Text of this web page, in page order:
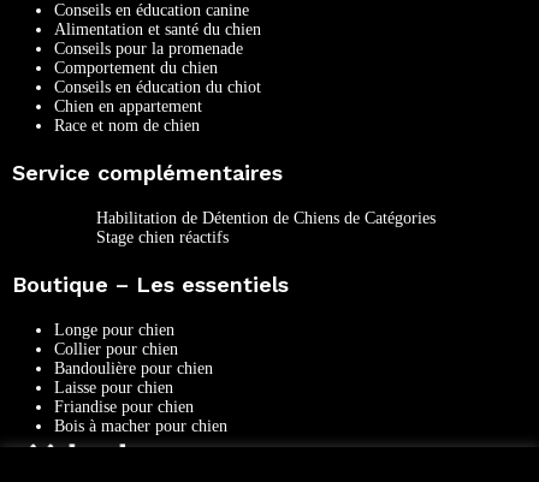
Conseils en éducation canine
Alimentation et santé du chien
Conseils pour la promenade
Comportement du chien
Conseils en éducation du chiot
Chien en appartement
Race et nom de chien
Service complémentaires
Habilitation de Détention de Chiens de Catégories
Stage chien réactifs
Boutique – Les essentiels
Longe pour chien
Collier pour chien
Bandoulière pour chien
Laisse pour chien
Friandise pour chien
Bois à macher pour chien